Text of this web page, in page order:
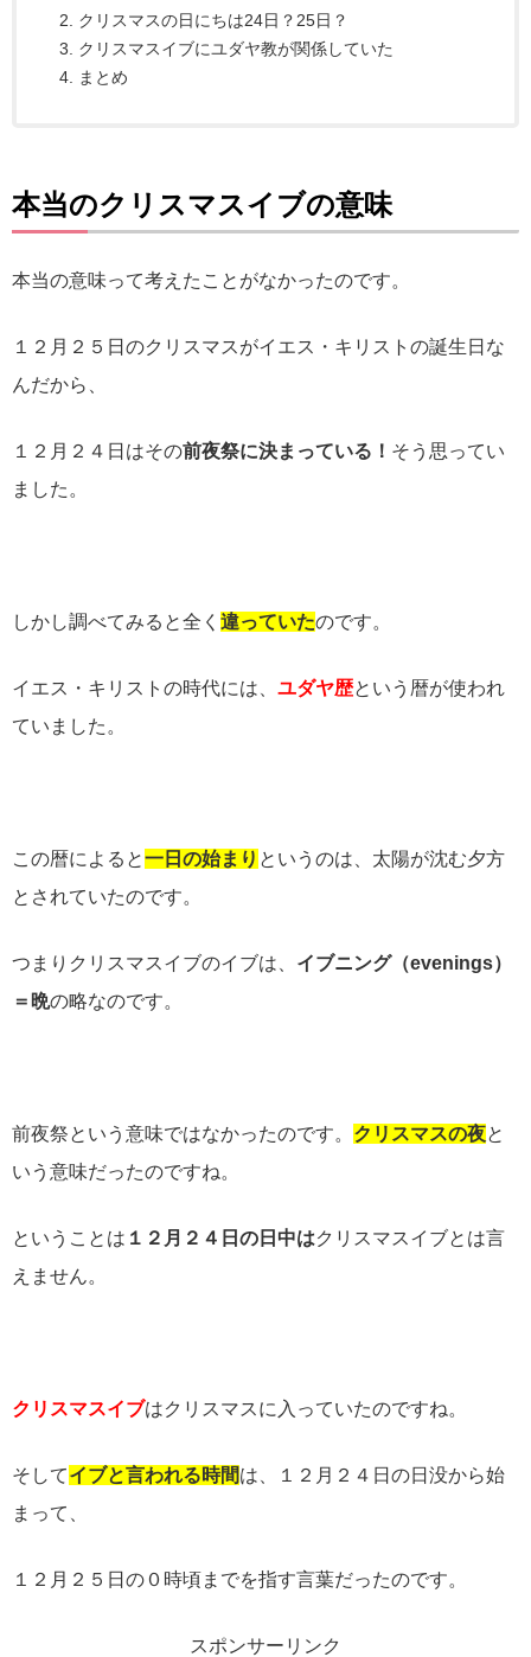
クリスマスの日にちは24日？25日？
クリスマスイブにユダヤ教が関係していた
まとめ
本当のクリスマスイブの意味
本当の意味って考えたことがなかったのです。
１２月２５日のクリスマスがイエス・キリストの誕生日な
んだから、
１２月２４日はその前夜祭に決まっている！ そう思ってい
ました。
しかし調べてみると全く 違っていたのです。
イエス・キリストの時代には、 ユダヤ歴という暦が使われ
ていました。
この暦によると一日の始まり というのは、太陽が沈む夕方
とされていたのです。
つまりクリスマスイブのイブは、 イブニング（evenings）
＝晩の略なのです。
前夜祭という意味ではなかったのです。 クリスマスの夜と
いう意味だったのですね。
ということは １２月２４日の日中はクリスマスイブとは言
えません。
クリスマスイブはクリスマスに入っていたのですね。
そしてイブと言われる時間は、１２月２４日の日没から始
まって、
１２月２５日の０時頃までを指す言葉だったのです。
スポンサーリンク